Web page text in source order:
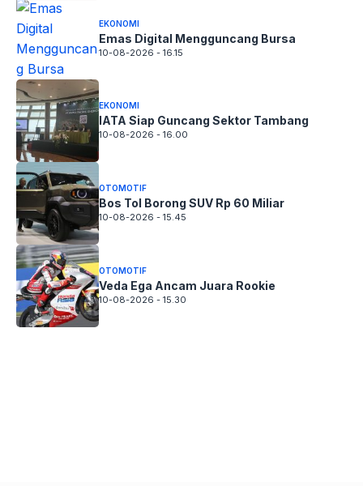
EKONOMI
Emas Digital Mengguncang Bursa
10-08-2026 - 16.15
EKONOMI
IATA Siap Guncang Sektor Tambang
10-08-2026 - 16.00
OTOMOTIF
Bos Tol Borong SUV Rp 60 Miliar
10-08-2026 - 15.45
OTOMOTIF
Veda Ega Ancam Juara Rookie
10-08-2026 - 15.30